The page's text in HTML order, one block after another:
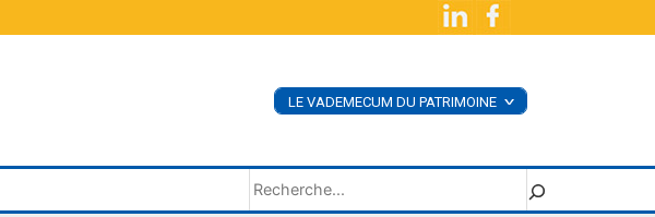
LE VADEMECUM DU PATRIMOINE <
Rechercher